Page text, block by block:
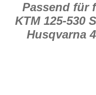
Passend für
KTM 125-530
Husqvarna